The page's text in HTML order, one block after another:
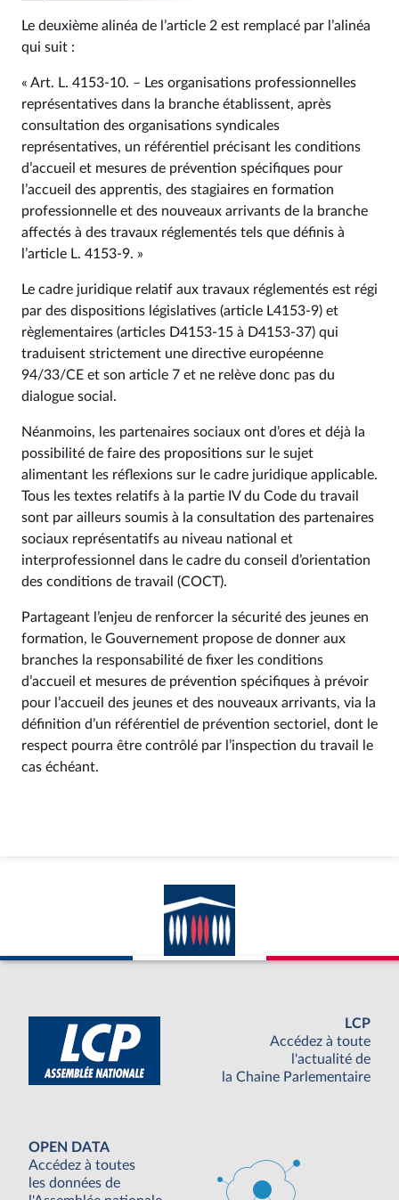
Le deuxième alinéa de l’article 2 est remplacé par l’alinéa
qui suit :
« Art. L. 4153‑10. – Les organisations professionnelles
représentatives dans la branche établissent, après
consultation des organisations syndicales
représentatives, un référentiel précisant les conditions
d’accueil et mesures de prévention spécifiques pour
l’accueil des apprentis, des stagiaires en formation
professionnelle et des nouveaux arrivants de la branche
affectés à des travaux réglementés tels que définis à
l’article L. 4153-9. »
Le cadre juridique relatif aux travaux réglementés est régi
par des dispositions législatives (article L4153-9) et
règlementaires (articles D4153-15 à D4153-37) qui
traduisent strictement une directive européenne
94/33/CE et son article 7 et ne relève donc pas du
dialogue social.
Néanmoins, les partenaires sociaux ont d’ores et déjà la
possibilité de faire des propositions sur le sujet
alimentant les réflexions sur le cadre juridique applicable.
Tous les textes relatifs à la partie IV du Code du travail
sont par ailleurs soumis à la consultation des partenaires
sociaux représentatifs au niveau national et
interprofessionnel dans le cadre du conseil d’orientation
des conditions de travail (COCT).
Partageant l’enjeu de renforcer la sécurité des jeunes en
formation, le Gouvernement propose de donner aux
branches la responsabilité de fixer les conditions
d’accueil et mesures de prévention spécifiques à prévoir
pour l’accueil des jeunes et des nouveaux arrivants, via la
définition d’un référentiel de prévention sectoriel, dont le
respect pourra être contrôlé par l’inspection du travail le
cas échéant.
LCP
Accédez à toute
l'actualité de
la Chaine Parlementaire
OPEN DATA
Accédez à toutes
les données de